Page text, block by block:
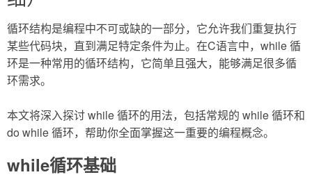
循环结构是编程中不可或缺的一部分，它允许我们重复执行
某些代码块，直到满足特定条件为止。在C语言中，while 循
环是一种常用的循环结构，它简单且强大，能够满足很多循
环需求。
本文将深入探讨 while 循环的用法，包括常规的 while 循环和
do while 循环，帮助你全面掌握这一重要的编程概念。
while循环基础